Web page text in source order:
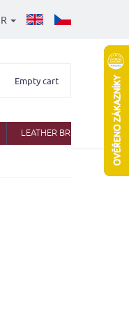
Shopping
Empty cart
LEATHER BRIEFCASES